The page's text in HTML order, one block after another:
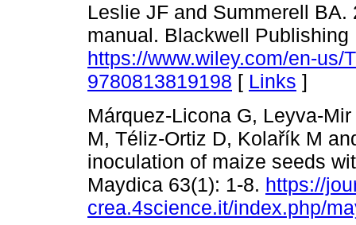
Leslie JF and Summerell
manual. Blackwell
https://www.wiley.com/en-us/
9780813819198 [ Links ]
Márquez-Licona G, Leyva-
M, Téliz-Ortiz D, Kolařík M
inoculation of maize seeds
Maydica 63(1): 1-8. https://
crea.4science.it/index.php/